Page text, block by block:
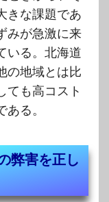
きな課題であ
みが急激に来
いる。北海道
の地域とは比
ても高コスト
る。
弊害を正し